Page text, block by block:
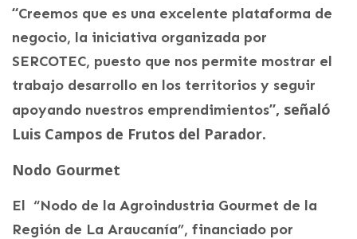
“Creemos que es una excelente plataforma de
negocio, la iniciativa organizada por
SERCOTEC, puesto que nos permite mostrar el
trabajo desarrollo en los territorios y seguir
apoyando nuestros emprendimientos”, señaló
Luis Campos de Frutos del Parador.
Nodo Gourmet
El “Nodo de la Agroindustria Gourmet de la
Región de La Araucanía”, financiado por